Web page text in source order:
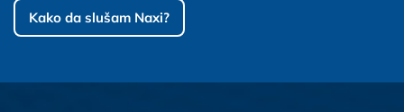
Kako da slušam Naxi?